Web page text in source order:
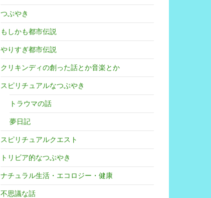
つぶやき
もしかも都市伝説
やりすぎ都市伝説
クリキンディの創った話とか音楽とか
スピリチュアルなつぶやき
トラウマの話
夢日記
スピリチュアルクエスト
トリビア的なつぶやき
ナチュラル生活・エコロジー・健康
不思議な話